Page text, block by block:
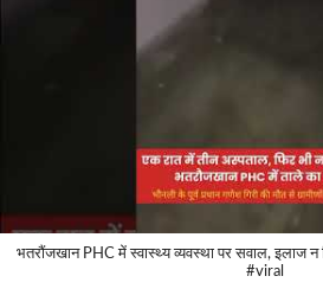
भतरौंजखान PHC में स्वास्थ्य व्यवस्था पर सवाल, इलाज
#viral